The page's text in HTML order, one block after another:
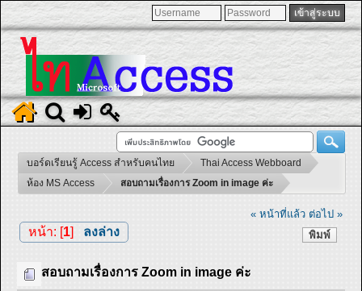
บอร์ดเรียนรู้ Access สำหรับคนไทย
Thai Access Webboard
ห้อง MS Access
สอบถามเรื่องการ Zoom in image ค่ะ
« หน้าที่แล้ว ต่อไป »
พิมพ์
หน้า: [1] ลงล่าง
สอบถามเรื่องการ Zoom in image ค่ะ